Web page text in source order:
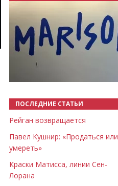
ПОСЛЕДНИЕ СТАТЬИ
Рейган возвращается
Павел Кушнир: «Продаться или
умереть»
Краски Матисса, линии Сен-
Лорана